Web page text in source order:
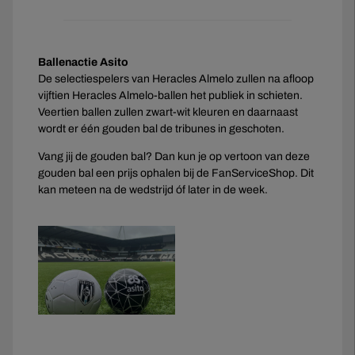
Ballenactie Asito
De selectiespelers van Heracles Almelo zullen na afloop
vijftien Heracles Almelo-ballen het publiek in schieten.
Veertien ballen zullen zwart-wit kleuren en daarnaast
wordt er één gouden bal de tribunes in geschoten.
Vang jij de gouden bal? Dan kun je op vertoon van deze
gouden bal een prijs ophalen bij de FanServiceShop. Dit
kan meteen na de wedstrijd óf later in de week.